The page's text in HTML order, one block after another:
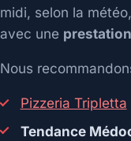
midi, selon la
avec une
Nous
Pizzeria Tripletta
Tendance